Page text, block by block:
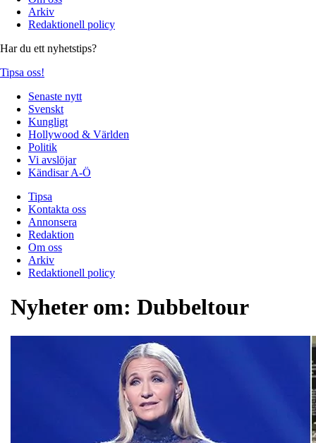
Arkiv
Redaktionell policy
Har du ett nyhetstips?
Tipsa oss!
Senaste nytt
Svenskt
Kungligt
Hollywood & Världen
Politik
Vi avslöjar
Kändisar A-Ö
Tipsa
Kontakta oss
Annonsera
Redaktion
Om oss
Arkiv
Redaktionell policy
Nyheter om: Dubbeltour